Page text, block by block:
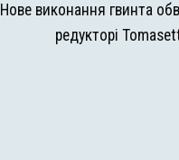
Нове виконання гвинта
редукторі